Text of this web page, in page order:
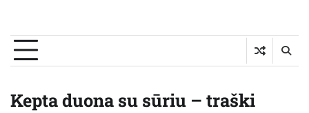
Kepta duona su sūriu – traški